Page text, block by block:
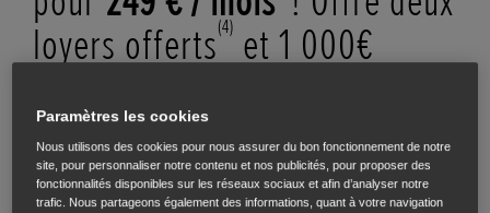
loyers offerts(4) et 1 000€
(5)
1 450€ D'APPORT, DURÉE 37 MOIS
AVECGARANTIE PERTE FINANCIÈREINCLUSE*
Paramètres les cookies
Nous utilisons des cookies pour nous assurer du bon fonctionnement de notre
site, pour personnaliser notre contenu et nos publicités, pour proposer des
fonctionnalités disponibles sur les réseaux sociaux et afin d’analyser notre
trafic. Nous partageons également des informations, quant à votre navigation